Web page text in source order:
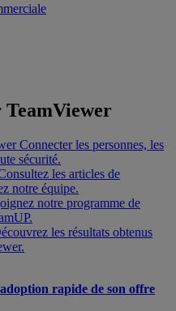
Connecter les personnes, les
sécurité.
les articles de
notre équipe.
notre programme de
les résultats obtenus
rapide de son offre